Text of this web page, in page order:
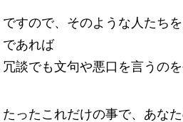
ですので、そのような人たち
であれば
冗談でも文句や悪口を言うのを
たったこれだけの事で、あな